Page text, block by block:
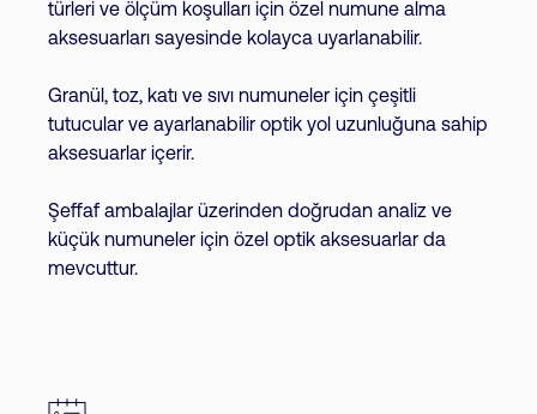
türleri ve ölçüm koşulları için özel numune alma
aksesuarları sayesinde kolayca uyarlanabilir.
Granül, toz, katı ve sıvı numuneler için çeşitli
tutucular ve ayarlanabilir optik yol uzunluğuna sahip
aksesuarlar içerir.
Şeffaf ambalajlar üzerinden doğrudan analiz ve
küçük numuneler için özel optik aksesuarlar da
mevcuttur.